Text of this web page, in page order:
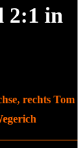
2:1 in
rechts Tom